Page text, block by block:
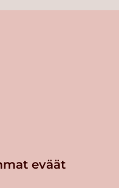
eväät